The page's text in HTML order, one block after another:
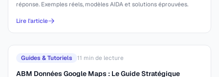
réponse. Exemples réels, modèles AIDA et solutions éprouvées.
Lire l'article
Guides & Tutoriels 11 min de lecture
ABM Données Google Maps : Le Guide Stratégique